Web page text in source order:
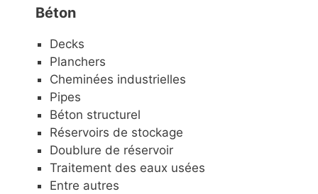
Béton
Decks
Planchers
Cheminées industrielles
Pipes
Béton structurel
Réservoirs de stockage
Doublure de réservoir
Traitement des eaux usées
Entre autres